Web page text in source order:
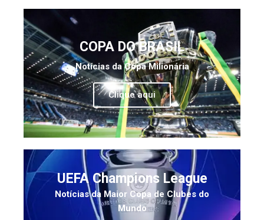
COPA DO BRASIL
Notícias da Copa Milionária
Clique aqui
UEFA Champions League
Notícias da Maior Copa de Clubes do
Mundo